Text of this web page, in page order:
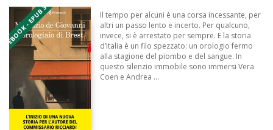
EBOOK - EPUB 3
Il tempo per alcuni è una corsa incessante, per
altri un passo lento e incerto. Per qualcuno,
invece, si è arrestato per sempre. E la storia
d’Italia è un filo spezzato: un orologio fermo
alla stagione del piombo e del sangue. In
questo silenzio immobile sono immersi Vera
Coen e Andrea ...